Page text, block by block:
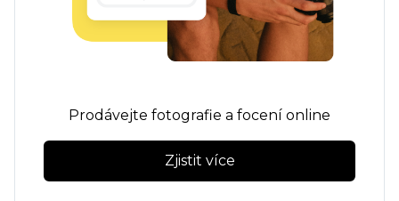
Prodávejte fotografie a focení online
Zjistit více